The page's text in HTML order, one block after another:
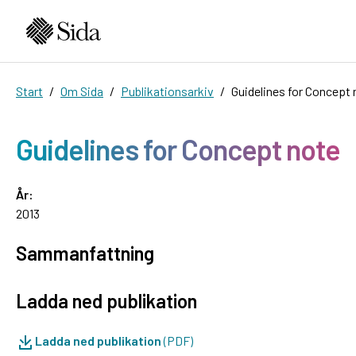
Start Om Sida Publikationsarkiv Guidelines for Concept
Guidelines for Concept note
År:
2013
Sammanfattning
Ladda ned publikation
Ladda ned publikation(PDF)